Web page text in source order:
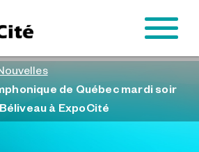
de Québec mardi soir
à ExpoCité